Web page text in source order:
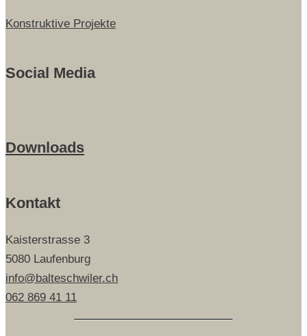
Konstruktive Projekte
Social Media
Downloads
Kontakt
Kaisterstrasse 3
5080 Laufenburg
info@balteschwiler.ch
062 869 41 11